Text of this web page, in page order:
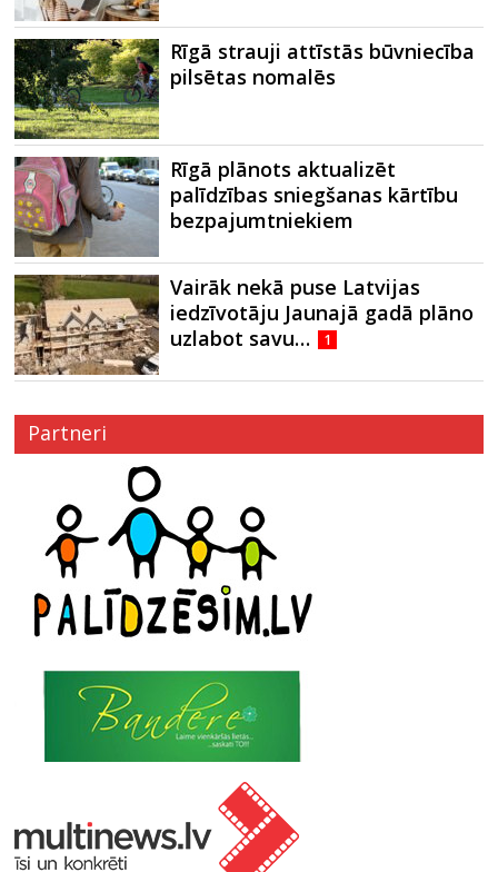
Rīgā strauji attīstās būvniecība
pilsētas nomalēs
Rīgā plānots aktualizēt
palīdzības sniegšanas kārtību
bezpajumtniekiem
Vairāk nekā puse Latvijas
iedzīvotāju Jaunajā gadā plāno
uzlabot savu…
1
Partneri